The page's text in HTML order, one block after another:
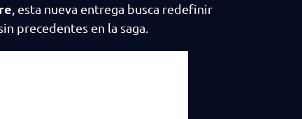
, esta nueva entrega busca redefinir
precedentes en la saga.